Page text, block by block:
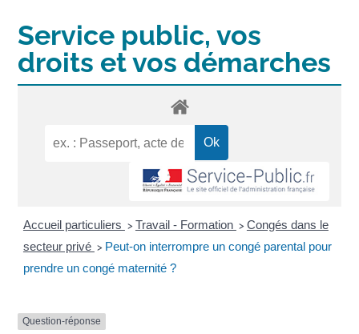
Service public, vos
droits et vos démarches
Accueil particuliers > Travail - Formation > Congés dans le
secteur privé > Peut-on interrompre un congé parental pour
prendre un congé maternité ?
Question-réponse